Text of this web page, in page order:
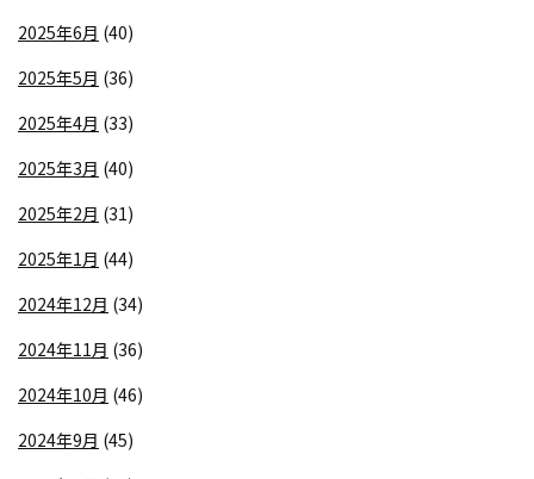
2025年6月 (40)
2025年5月 (36)
2025年4月 (33)
2025年3月 (40)
2025年2月 (31)
2025年1月 (44)
2024年12月 (34)
2024年11月 (36)
2024年10月 (46)
2024年9月 (45)